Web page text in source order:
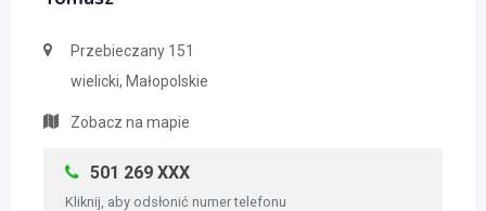
Przebieczany 151
wielicki, Małopolskie
Zobacz na mapie
501 269 XXX
Kliknij, aby odsłonić numer telefonu